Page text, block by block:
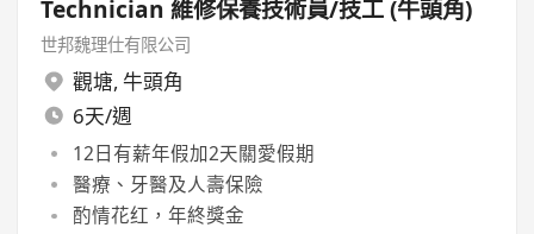
Technician 維修保養技術員/技工 (牛頭角)
世邦魏理仕有限公司
觀塘, 牛頭角
6天/週
12日有薪年假加2天關愛假期
醫療、牙醫及人壽保險
酌情花红，年終獎金